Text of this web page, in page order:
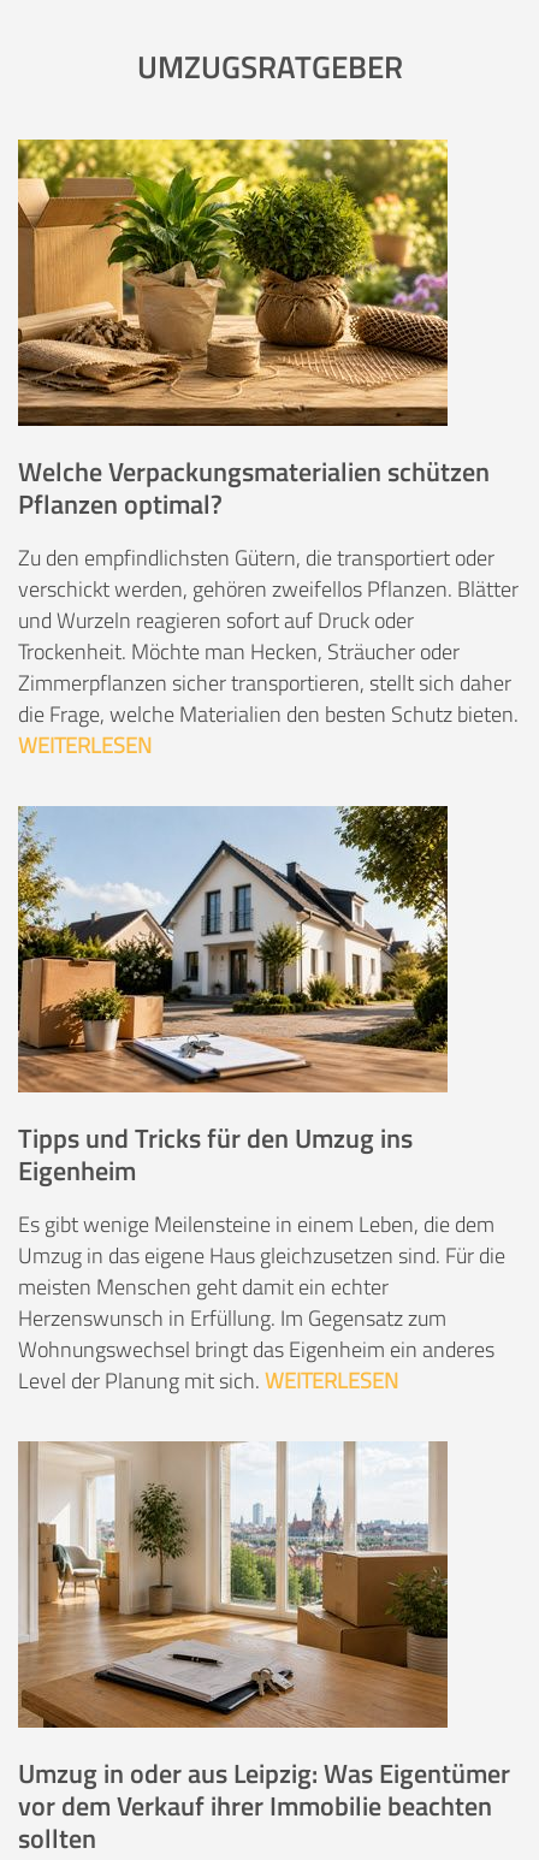
UMZUGSRATGEBER
Welche Verpackungsmaterialien schützen
Pflanzen optimal?
Zu den empfindlichsten Gütern, die transportiert oder
verschickt werden, gehören zweifellos Pflanzen. Blätter
und Wurzeln reagieren sofort auf Druck oder
Trockenheit. Möchte man Hecken, Sträucher oder
Zimmerpflanzen sicher transportieren, stellt sich daher
die Frage, welche Materialien den besten Schutz bieten.
WEITERLESEN
Tipps und Tricks für den Umzug ins
Eigenheim
Es gibt wenige Meilensteine in einem Leben, die dem
Umzug in das eigene Haus gleichzusetzen sind. Für die
meisten Menschen geht damit ein echter
Herzenswunsch in Erfüllung. Im Gegensatz zum
Wohnungswechsel bringt das Eigenheim ein anderes
Level der Planung mit sich.WEITERLESEN
Umzug in oder aus Leipzig: Was Eigentümer
vor dem Verkauf ihrer Immobilie beachten
sollten